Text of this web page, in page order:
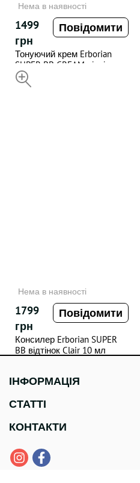
Нема в наявності
1499
грн
Повідомити
Тонуючий крем Erborian
SUPER BB CREAM відтінок
Nude 15 мл
Нема в наявності
1799
грн
Повідомити
Консилер Erborian SUPER
BB відтінок Clair 10 мл
ІНФОРМАЦІЯ
СТАТТІ
КОНТАКТИ